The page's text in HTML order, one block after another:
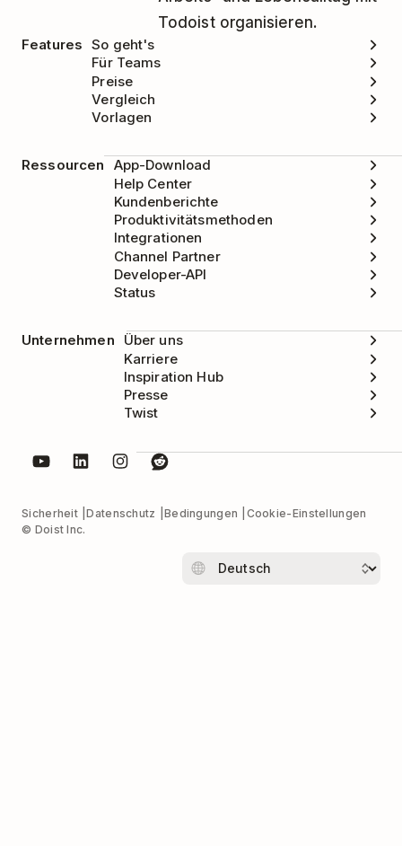
Todoist organisieren.
Features So geht's
Für Teams
Preise
Vergleich
Vorlagen
Ressourcen
App-Download
Help Center
Kundenberichte
Produktivitätsmethoden
Integrationen
Channel Partner
Developer-API
Status
Unternehmen
Über uns
Karriere
Inspiration Hub
Presse
Twist
Sicherheit Datenschutz Bedingungen
Cookie-Einstellungen
© Doist Inc.